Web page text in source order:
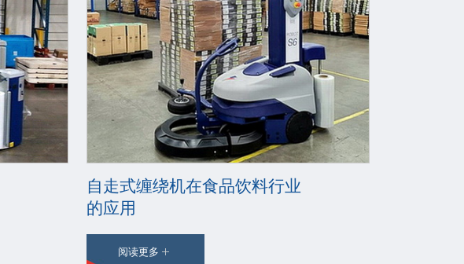
自走式缠绕机在食品饮料行业
的应用
阅读更多